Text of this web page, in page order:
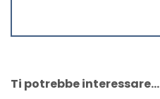
Ti potrebbe interessare…